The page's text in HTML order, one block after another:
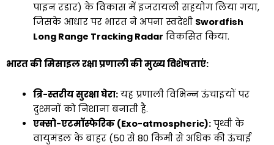
पाइन रडार) के विकास में इजरायली सहयोग लिया गया,
जिसके आधार पर भारत ने अपना स्वदेशी Swordfish
Long Range Tracking Radar विकसित किया.
भारत की मिसाइल रक्षा प्रणाली की मुख्य विशेषताएं:
त्रि-स्तरीय सुरक्षा घेरा:यह प्रणाली विभिन्न ऊंचाइयों पर
दुश्मनों को निशाना बनाती है.
एक्सो-एटमॉस्फेरिक (Exo-atmospheric):पृथ्वी के
वायुमंडल के बाहर (50 से 80 किमी से अधिक की ऊंचाई